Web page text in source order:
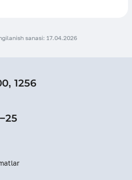
sanasi: 17.04.2026
, 1256